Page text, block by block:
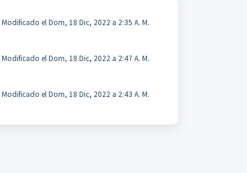
Modificado el Dom, 18 Dic, 2022 a 2:35 A. M.
Modificado el Dom, 18 Dic, 2022 a 2:47 A. M.
Modificado el Dom, 18 Dic, 2022 a 2:43 A. M.